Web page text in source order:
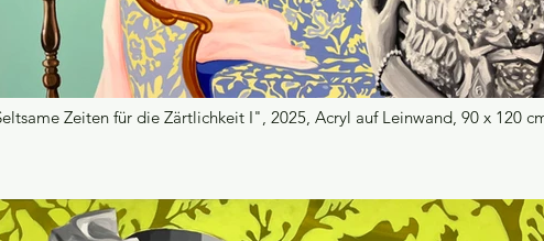
Zeiten für die Zärtlichkeit I", 2025, Acryl auf Leinwand, 90 x 120